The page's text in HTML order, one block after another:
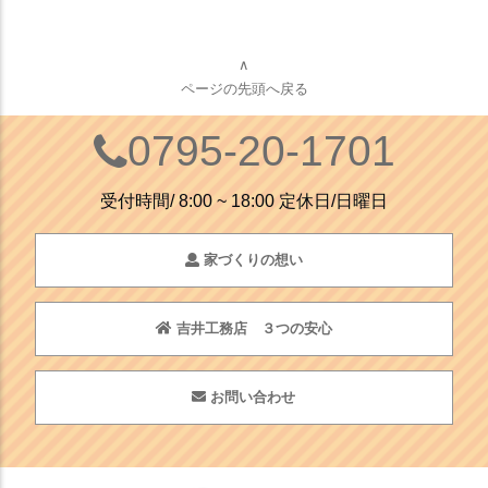
∧
ページの先頭へ戻る
0795-20-1701
受付時間/ 8:00 ~ 18:00 定休日/日曜日
家づくりの想い
吉井工務店 ３つの安心
お問い合わせ